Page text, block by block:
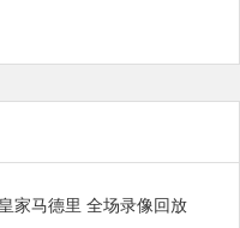
家马德里 全场录像回放